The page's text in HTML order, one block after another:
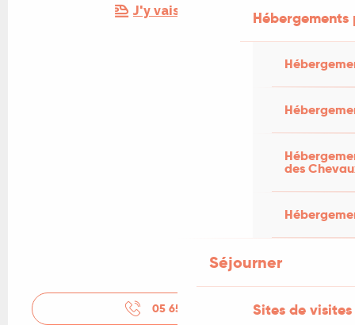
des
Séjourner
Sites de visites
J'y vais en train !
05 65 41 17